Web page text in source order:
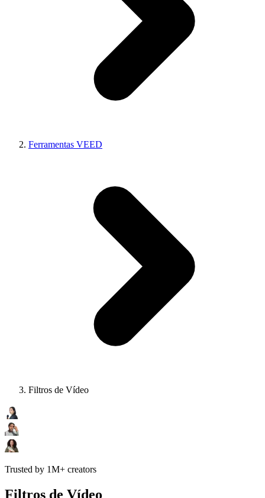
Ferramentas VEED
Filtros de Vídeo
Trusted by 1M+ creators
Filtros de Vídeo